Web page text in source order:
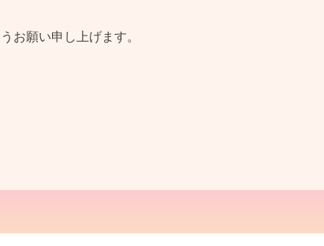
お願い申し上げます。